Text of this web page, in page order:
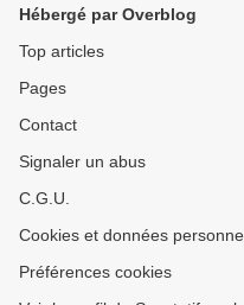
Hébergé par Overblog
Top articles
Pages
Contact
Signaler un abus
C.G.U.
Cookies et données
Préférences cookies